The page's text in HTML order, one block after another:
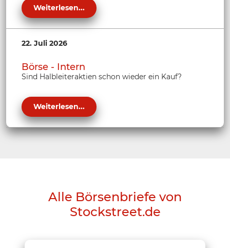
Weiterlesen...
22. Juli 2026
Börse - Intern
Sind Halbleiteraktien schon wieder ein Kauf?
Weiterlesen...
Alle Börsenbriefe von
Stockstreet.de